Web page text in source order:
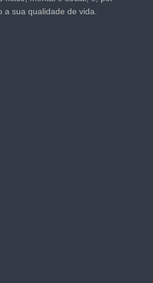
sua qualidade de vida.